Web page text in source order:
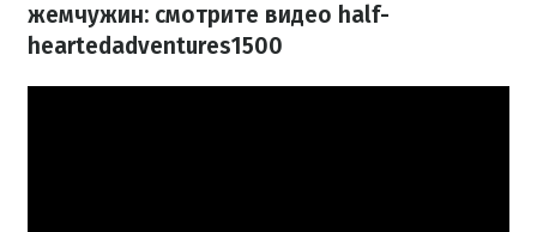
жемчужин: смотрите видео half-
heartedadventures1500